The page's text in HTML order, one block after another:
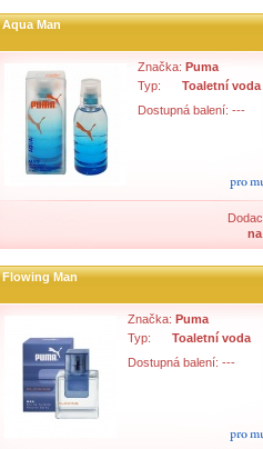
Aqua Man
Značka: Puma
Typ:
Toaletní voda
Dostupná balení: ---
Flowing Man
Značka: Puma
Typ:
Toaletní voda
Dostupná balení: ---